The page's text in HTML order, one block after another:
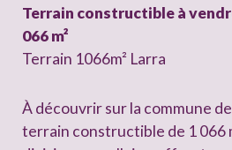
Terrain constructible à
066 m²
Terrain 1066m² Larra
À découvrir sur la commune
terrain constructible de 1 066